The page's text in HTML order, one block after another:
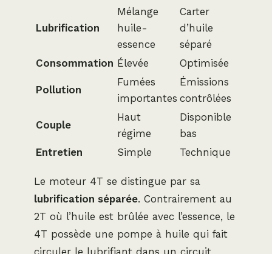
Lubrification
Mélange
huile-
essence
Carter
d’huile
séparé
Consommation Élevée Optimisée
Pollution
Fumées
importantes
Émissions
contrôlées
Couple
Haut
régime
Disponible
bas
Entretien
Simple Technique
Le moteur 4T se distingue par sa
lubrification séparée. Contrairement au
2T où l’huile est brûlée avec l’essence, le
4T possède une pompe à huile qui fait